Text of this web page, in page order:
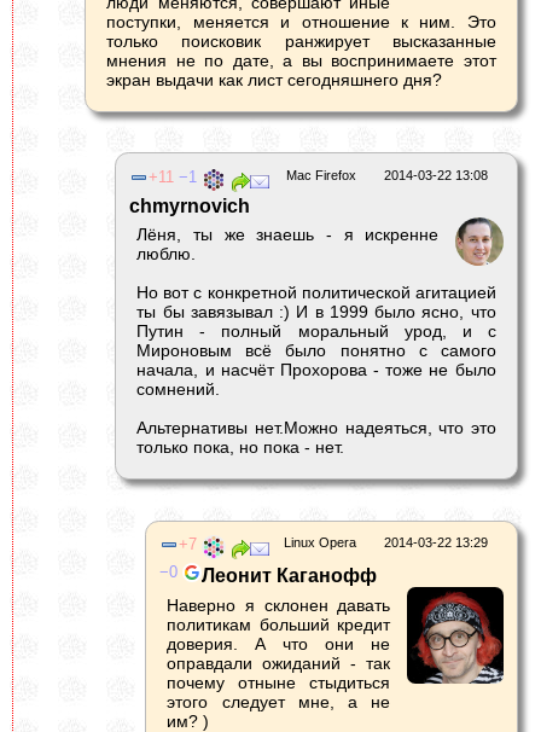
поступки, меняется и отношение к ним. Это
только поисковик ранжирует высказанные
мнения не по дате, а вы воспринимаете этот
экран выдачи как лист сегодняшнего дня?
2014-03-22 13:08
Mac Firefox
11 1
chmyrnovich
Лёня, ты же знаешь - я искренне
люблю.
Но вот с конкретной политической агитацией
ты бы завязывал :) И в 1999 было ясно, что
Путин - полный моральный урод, и с
Мироновым всё было понятно с самого
начала, и насчёт Прохорова - тоже не было
сомнений.
Альтернативы нет.Можно надеяться, что это
только пока, но пока - нет.
2014-03-22 13:29
Linux Opera
7
0
Леонит Каганофф
Наверно я склонен давать
политикам больший кредит
доверия. А что они не
оправдали ожиданий - так
почему отныне стыдиться
этого следует мне, а не
им? )